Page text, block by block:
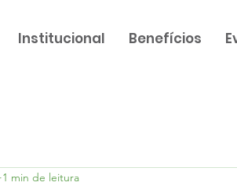
Institucional Benefícios
1 min de leitura